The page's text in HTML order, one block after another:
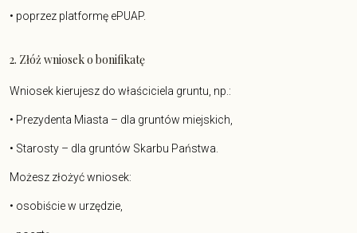
• poprzez platformę ePUAP.
2. Złóż wniosek o bonifikatę
Wniosek kierujesz do właściciela gruntu, np.:
• Prezydenta Miasta – dla gruntów miejskich,
• Starosty – dla gruntów Skarbu Państwa.
Możesz złożyć wniosek:
• osobiście w urzędzie,